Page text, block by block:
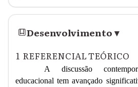
Desenvolvimento▾
1 REFERENCIAL TEÓRICO
A discussão
educacional tem avançado